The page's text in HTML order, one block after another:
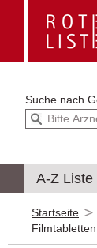
Suche nach
A-Z Liste
Startseite
Filmtabletten